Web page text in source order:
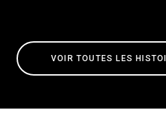
VOIR TOUTES LES